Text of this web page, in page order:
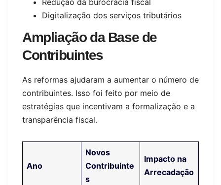
Redução da burocracia fiscal
Digitalização dos serviços tributários
Ampliação da Base de
Contribuintes
As reformas ajudaram a aumentar o número de
contribuintes. Isso foi feito por meio de
estratégias que incentivam a formalização e a
transparência fiscal.
Ano
Novos
Contribuinte
s
Impacto na
Arrecadação